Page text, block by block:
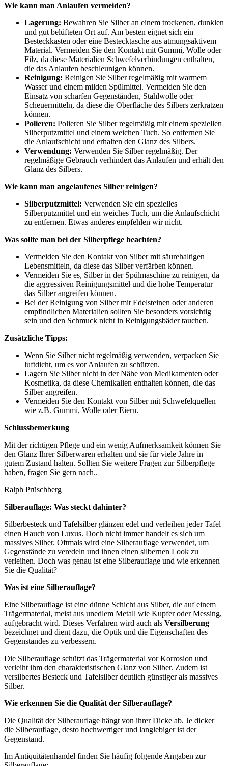
Wie kann man Anlaufen vermeiden?
Lagerung: Bewahren Sie Silber an einem trockenen, dunklen
und gut belüfteten Ort auf. Am besten eignet sich ein
Besteckkasten oder eine Bestecktasche aus atmungsaktivem
Material. Vermeiden Sie den Kontakt mit Gummi, Wolle oder
Filz, da diese Materialien Schwefelverbindungen enthalten,
die das Anlaufen beschleunigen können.
Reinigung: Reinigen Sie Silber regelmäßig mit warmem
Wasser und einem milden Spülmittel. Vermeiden Sie den
Einsatz von scharfen Gegenständen, Stahlwolle oder
Scheuermitteln, da diese die Oberfläche des Silbers zerkratzen
können.
Polieren: Polieren Sie Silber regelmäßig mit einem speziellen
Silberputzmittel und einem weichen Tuch. So entfernen Sie
die Anlaufschicht und erhalten den Glanz des Silbers.
Verwendung: Verwenden Sie Silber regelmäßig. Der
regelmäßige Gebrauch verhindert das Anlaufen und erhält den
Glanz des Silbers.
Wie kann man angelaufenes Silber reinigen?
Silberputzmittel: Verwenden Sie ein spezielles
Silberputzmittel und ein weiches Tuch, um die Anlaufschicht
zu entfernen. Etwas anderes empfehlen wir nicht.
Was sollte man bei der Silberpflege beachten?
Vermeiden Sie den Kontakt von Silber mit säurehaltigen
Lebensmitteln, da diese das Silber verfärben können.
Vermeiden Sie es, Silber in der Spülmaschine zu reinigen, da
die aggressiven Reinigungsmittel und die hohe Temperatur
das Silber angreifen können.
Bei der Reinigung von Silber mit Edelsteinen oder anderen
empfindlichen Materialien sollten Sie besonders vorsichtig
sein und den Schmuck nicht in Reinigungsbäder tauchen.
Zusätzliche Tipps:
Wenn Sie Silber nicht regelmäßig verwenden, verpacken Sie
luftdicht, um es vor Anlaufen zu schützen.
Lagern Sie Silber nicht in der Nähe von Medikamenten oder
Kosmetika, da diese Chemikalien enthalten können, die das
Silber angreifen.
Vermeiden Sie den Kontakt von Silber mit Schwefelquellen
wie z.B. Gummi, Wolle oder Eiern.
Schlussbemerkung
Mit der richtigen Pflege und ein wenig Aufmerksamkeit können Sie
den Glanz Ihrer Silberwaren erhalten und sie für viele Jahre in
gutem Zustand halten. Sollten Sie weitere Fragen zur Silberpflege
haben, fragen Sie gern nach..
Ralph Prüschberg
Silberauflage: Was steckt dahinter?
Silberbesteck und Tafelsilber glänzen edel und verleihen jeder Tafel
einen Hauch von Luxus. Doch nicht immer handelt es sich um
massives Silber. Oftmals wird eine Silberauflage verwendet, um
Gegenstände zu veredeln und ihnen einen silbernen Look zu
verleihen. Doch was genau ist eine Silberauflage und wie erkennen
Sie die Qualität?
Was ist eine Silberauflage?
Eine Silberauflage ist eine dünne Schicht aus Silber, die auf einem
Trägermaterial, meist aus unedlem Metall wie Kupfer oder Messing,
aufgebracht wird. Dieses Verfahren wird auch als Versilberung
bezeichnet und dient dazu, die Optik und die Eigenschaften des
Gegenstandes zu verbessern.
Die Silberauflage schützt das Trägermaterial vor Korrosion und
verleiht ihm den charakteristischen Glanz von Silber. Zudem ist
versilbertes Besteck und Tafelsilber deutlich günstiger als massives
Silber.
Wie erkennen Sie die Qualität der Silberauflage?
Die Qualität der Silberauflage hängt von ihrer Dicke ab. Je dicker
die Silberauflage, desto hochwertiger und langlebiger ist der
Gegenstand.
Im Antiquitätenhandel finden Sie häufig folgende Angaben zur